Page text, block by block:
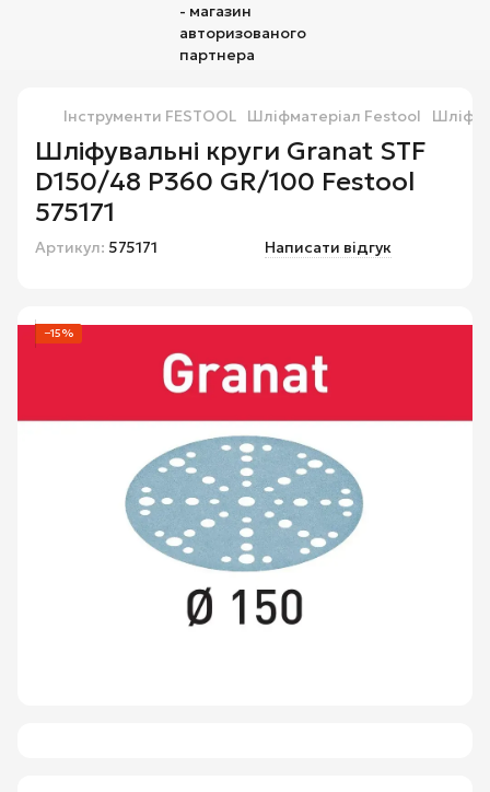
Інструменти FESTOOL Шліфматеріал Festool
Шліфувальні круги Granat STF
D150/48 P360 GR/100 Festool
575171
Артикул: 575171 Написати відгук
−15%